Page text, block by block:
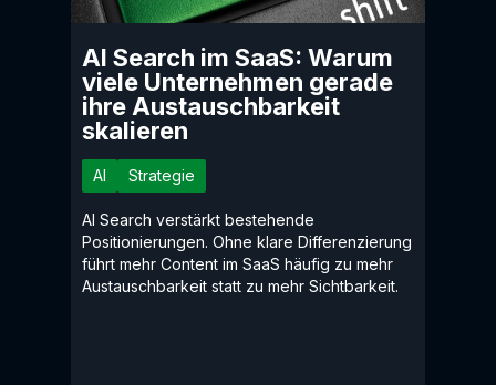
AI Search im SaaS: Warum
viele Unternehmen gerade
ihre Austauschbarkeit
skalieren
AI Strategie
AI Search verstärkt bestehende
Positionierungen. Ohne klare Differenzierung
führt mehr Content im SaaS häufig zu mehr
Austauschbarkeit statt zu mehr Sichtbarkeit.